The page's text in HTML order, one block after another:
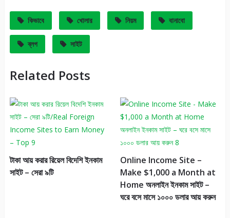
কিভাবে খোলার নিয়ম বানাবো
ব্লগ সাইট
Related Posts
টাকা আয় করার রিয়েল বিদেশি ইনকাম
সাইট – সেরা ৯টি
Online Income Site –
Make $1,000 a Month at
Home অনলাইন ইনকাম সাইট –
ঘরে বসে মাসে ১০০০ ডলার আয় করুন